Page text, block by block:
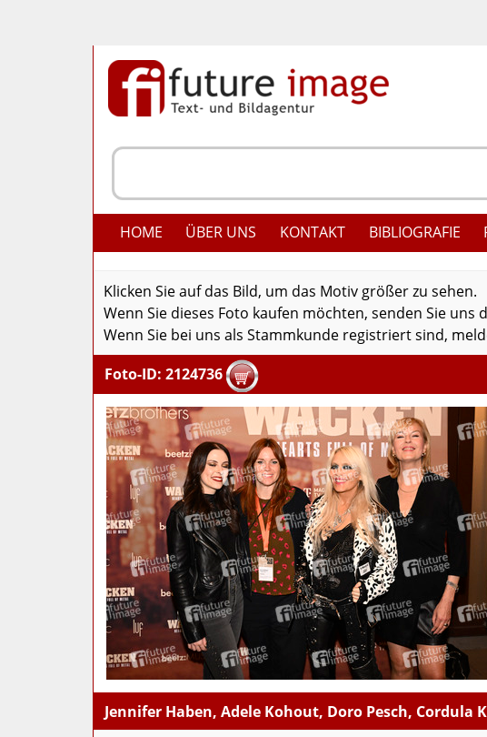
HOME ÜBER UNS KONTAKT BIBLIOGRAFIE
Klicken Sie auf das Bild, um das Motiv größer zu sehen.
Wenn Sie dieses Foto kaufen möchten, senden Sie
Wenn Sie bei uns als Stammkunde registriert sind,
Foto-ID: 2124736
Jennifer Haben, Adele Kohout, Doro Pesch, Cordula